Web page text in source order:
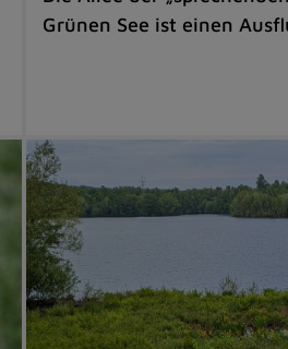
Grünen See ist einen